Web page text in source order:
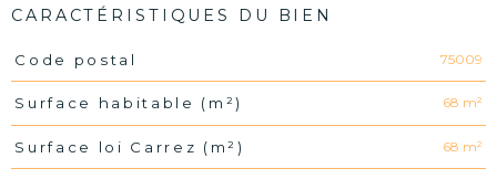
CARACTÉRISTIQUES DU BIEN
Caractéristiques Valeurs
Code postal 75009
Surface habitable (m²) 68 m²
Surface loi Carrez (m²) 68 m²